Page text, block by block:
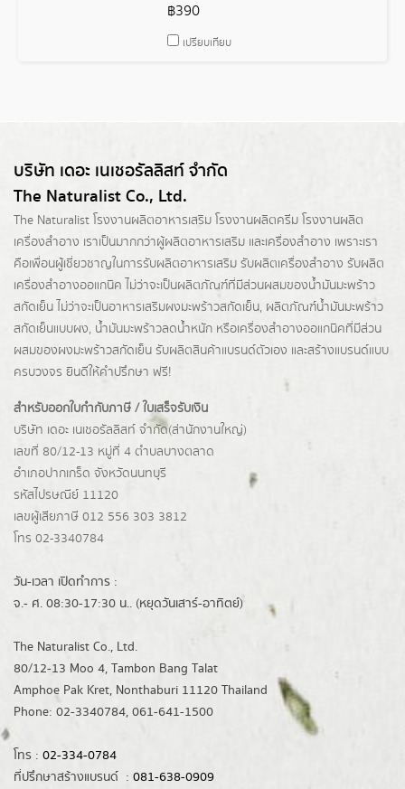
฿390
เปรียบเทียบ
บริษัท เดอะ เนเชอรัลลิสท์ จำกัด
The Naturalist Co., Ltd.
The Naturalist โรงงานผลิตอาหารเสริม โรงงานผลิตครีม โรงงานผลิต
เครื่องสำอาง เราเป็นมากกว่าผู้ผลิตอาหารเสริม และเครื่องสำอาง เพราะเรา
คือเพื่อนผู้เชี่ยวชาญในการรับผลิตอาหารเสริม รับผลิตเครื่องสำอาง รับผลิต
เครื่องสำอางออแกนิค ไม่ว่าจะเป็นผลิตภัณฑ์ที่มีส่วนผสมของน้ำมันมะพร้าว
สกัดเย็น ไม่ว่าจะเป็นอาหารเสริมผงมะพร้าวสกัดเย็น, ผลิตภัณฑ์น้ำมันมะพร้าว
สกัดเย็นแบบผง, น้ำมันมะพร้าวลดน้ำหนัก หรือเครื่องสำอางออแกนิคที่มีส่วน
ผสมของผงมะพร้าวสกัดเย็น รับผลิตสินค้าแบรนด์ตัวเอง และสร้างแบรนด์แบบ
ครบวงจร ยินดีให้คำปรึกษา ฟรี!
สำหรับออกใบกำกับภาษี / ใบเสร็จรับเงิน
บริษัท เดอะ เนเชอรัลลิสท์ จำกัด(ส่านักงานใหญ่)
เลขที่ 80/12-13 หมู่ที่ 4 ตำบลบางตลาด
อำเภอปากเกร็ด จังหวัดนนทบุรี
รหัสไปรษณีย์ 11120
เลขผู้เสียภาษี 012 556 303 3812
โทร 02-3340784
วัน-เวลา เปิดทำการ :
จ.- ศ. 08:30-17:30 น.. (หยุดวันเสาร์-อาทิตย์)
The Naturalist Co., Ltd.
80/12-13 Moo 4, Tambon Bang Talat
Amphoe Pak Kret, Nonthaburi 11120 Thailand
Phone: 02-3340784, 061-641-1500
โทร : 02-334-0784
ที่ปรึกษาสร้างแบรนด์ : 081-638-0909